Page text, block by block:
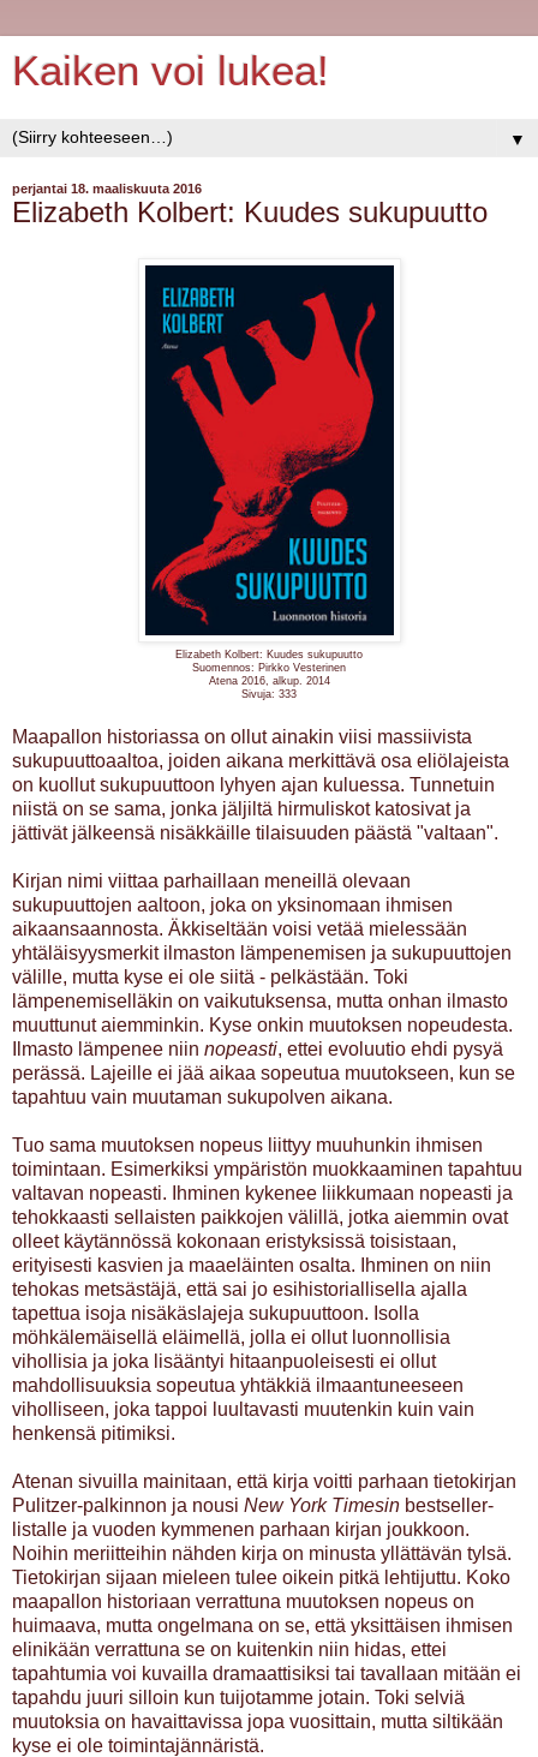
Kaiken voi lukea!
▼
perjantai 18. maaliskuuta 2016
Elizabeth Kolbert: Kuudes sukupuutto
Elizabeth Kolbert: Kuudes sukupuutto
Suomennos: Pirkko Vesterinen
Atena 2016, alkup. 2014
Sivuja: 333
Maapallon historiassa on ollut ainakin viisi massiivista
sukupuuttoaaltoa, joiden aikana merkittävä osa eliölajeista
on kuollut sukupuuttoon lyhyen ajan kuluessa. Tunnetuin
niistä on se sama, jonka jäljiltä hirmuliskot katosivat ja
jättivät jälkeensä nisäkkäille tilaisuuden päästä "valtaan".
Kirjan nimi viittaa parhaillaan meneillä olevaan
sukupuuttojen aaltoon, joka on yksinomaan ihmisen
aikaansaannosta. Äkkiseltään voisi vetää mielessään
yhtäläisyysmerkit ilmaston lämpenemisen ja sukupuuttojen
välille, mutta kyse ei ole siitä - pelkästään. Toki
lämpenemiselläkin on vaikutuksensa, mutta onhan ilmasto
muuttunut aiemminkin. Kyse onkin muutoksen nopeudesta.
Ilmasto lämpenee niin nopeasti, ettei evoluutio ehdi pysyä
perässä. Lajeille ei jää aikaa sopeutua muutokseen, kun se
tapahtuu vain muutaman sukupolven aikana.
Tuo sama muutoksen nopeus liittyy muuhunkin ihmisen
toimintaan. Esimerkiksi ympäristön muokkaaminen tapahtuu
valtavan nopeasti. Ihminen kykenee liikkumaan nopeasti ja
tehokkaasti sellaisten paikkojen välillä, jotka aiemmin ovat
olleet käytännössä kokonaan eristyksissä toisistaan,
erityisesti kasvien ja maaeläinten osalta. Ihminen on niin
tehokas metsästäjä, että sai jo esihistoriallisella ajalla
tapettua isoja nisäkäslajeja sukupuuttoon. Isolla
möhkälemäisellä eläimellä, jolla ei ollut luonnollisia
vihollisia ja joka lisääntyi hitaanpuoleisesti ei ollut
mahdollisuuksia sopeutua yhtäkkiä ilmaantuneeseen
viholliseen, joka tappoi luultavasti muutenkin kuin vain
henkensä pitimiksi.
Atenan sivuilla mainitaan, että kirja voitti parhaan tietokirjan
Pulitzer-palkinnon ja nousi New York Timesin bestseller-
listalle ja vuoden kymmenen parhaan kirjan joukkoon.
Noihin meriitteihin nähden kirja on minusta yllättävän tylsä.
Tietokirjan sijaan mieleen tulee oikein pitkä lehtijuttu. Koko
maapallon historiaan verrattuna muutoksen nopeus on
huimaava, mutta ongelmana on se, että yksittäisen ihmisen
elinikään verrattuna se on kuitenkin niin hidas, ettei
tapahtumia voi kuvailla dramaattisiksi tai tavallaan mitään ei
tapahdu juuri silloin kun tuijotamme jotain. Toki selviä
muutoksia on havaittavissa jopa vuosittain, mutta siltikään
kyse ei ole toimintajännäristä.